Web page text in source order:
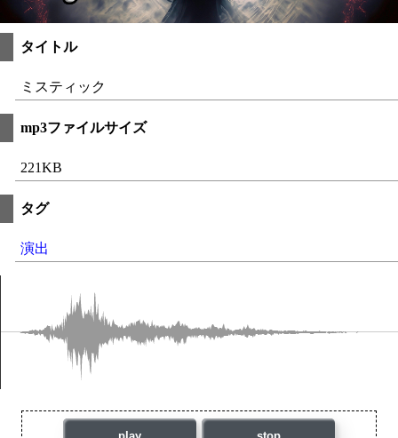
タイトル
ミスティック
mp3ファイルサイズ
221KB
タグ
演出